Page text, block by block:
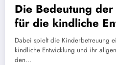
Die Bedeutung
für die kindliche
Dabei spielt die Kinderbetreuung
kindliche Entwicklung und ihr
den…